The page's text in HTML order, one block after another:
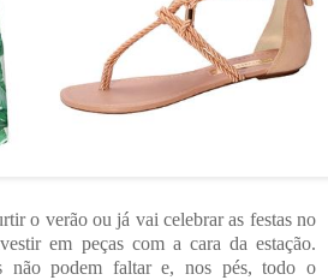
o verão ou já vai celebrar as festas no
em peças com a cara da estação.
não podem faltar e, nos pés, todo o